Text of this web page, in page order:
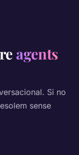
agents
Si no
sense